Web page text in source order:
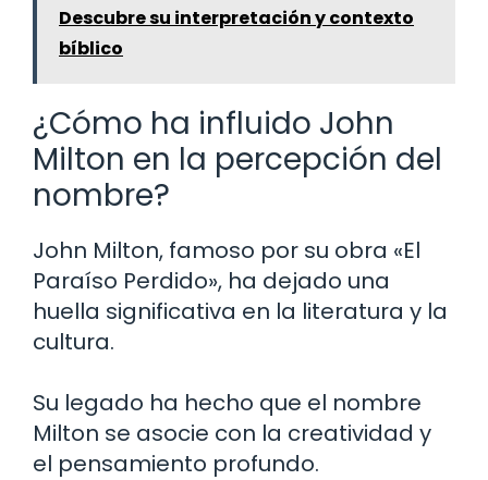
Descubre su interpretación y contexto
bíblico
¿Cómo ha influido John
Milton en la percepción del
nombre?
John Milton, famoso por su obra «El
Paraíso Perdido», ha dejado una
huella significativa en la literatura y la
cultura.
Su legado ha hecho que el nombre
Milton se asocie con la creatividad y
el pensamiento profundo.